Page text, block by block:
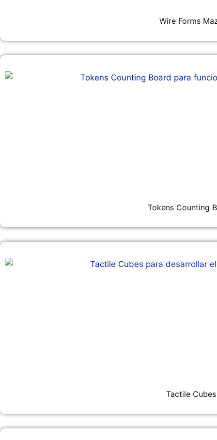
Wire Forms
Tokens Counting
Tactile Cubes